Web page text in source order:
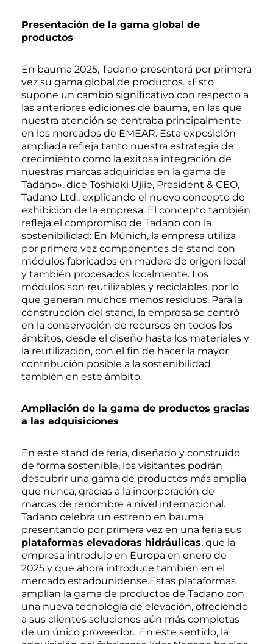
Presentación de la gama global de
productos
En bauma 2025, Tadano presentará por primera
vez su gama global de productos. «Esto
supone un cambio significativo con respecto a
las anteriores ediciones de bauma, en las que
nuestra atención se centraba principalmente
en los mercados de EMEAR. Esta exposición
ampliada refleja tanto nuestra estrategia de
crecimiento como la exitosa integración de
nuestras marcas adquiridas en la gama de
Tadano», dice Toshiaki Ujiie, President & CEO,
Tadano Ltd., explicando el nuevo concepto de
exhibición de la empresa. El concepto también
refleja el compromiso de Tadano con la
sostenibilidad: En Múnich, la empresa utiliza
por primera vez componentes de stand con
módulos fabricados en madera de origen local
y también procesados localmente. Los
módulos son reutilizables y reciclables, por lo
que generan muchos menos residuos. Para la
construcción del stand, la empresa se centró
en la conservación de recursos en todos los
ámbitos, desde el diseño hasta los materiales y
la reutilización, con el fin de hacer la mayor
contribución posible a la sostenibilidad
también en este ámbito.
Ampliación de la gama de productos gracias
a las adquisiciones
En este stand de feria, diseñado y construido
de forma sostenible, los visitantes podrán
descubrir una gama de productos más amplia
que nunca, gracias a la incorporación de
marcas de renombre a nivel internacional.
Tadano celebra un estreno en bauma
presentando por primera vez en una feria sus
plataformas elevadoras hidráulicas, que la
empresa introdujo en Europa en enero de
2025 y que ahora introduce también en el
mercado estadounidense.Estas plataformas
amplían la gama de productos de Tadano con
una nueva tecnología de elevación, ofreciendo
a sus clientes soluciones aún más completas
de un único proveedor. En este sentido, la